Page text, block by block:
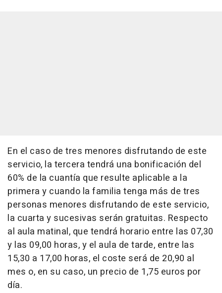
En el caso de tres menores disfrutando de este
servicio, la tercera tendrá una bonificación del
60% de la cuantía que resulte aplicable a la
primera y cuando la familia tenga más de tres
personas menores disfrutando de este servicio,
la cuarta y sucesivas serán gratuitas. Respecto
al aula matinal, que tendrá horario entre las 07,30
y las 09,00 horas, y el aula de tarde, entre las
15,30 a 17,00 horas, el coste será de 20,90 al
mes o, en su caso, un precio de 1,75 euros por
día.